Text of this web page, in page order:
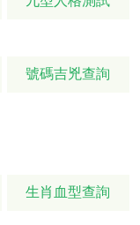
號碼吉兇查詢
生肖血型查詢